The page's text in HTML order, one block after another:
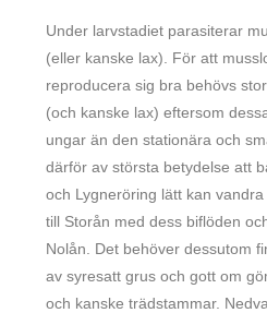
Under larvstadiet parasiterar
(eller kanske lax). För att
reproducera sig bra behövs
(och kanske lax) eftersom
ungar än den stationära och
därför av största betydelse att
och Lygneröring lätt kan
till Storån med dess biflöden
Nolån. Det behöver dessutom
av syresatt grus och gott om
och kanske trädstammar.